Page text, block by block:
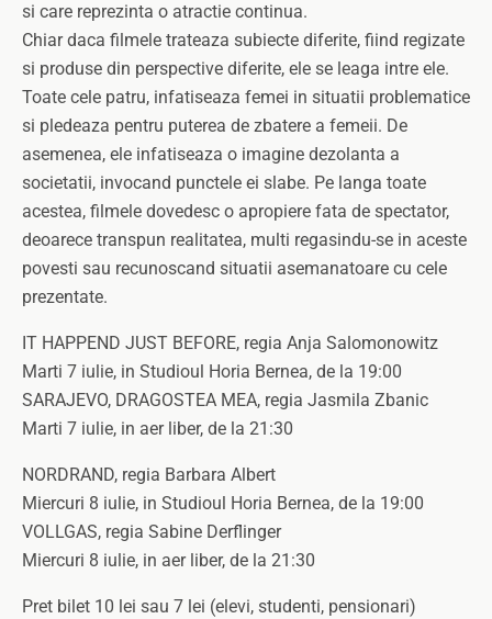
si care reprezinta o atractie continua.
Chiar daca filmele trateaza subiecte diferite, fiind regizate
si produse din perspective diferite, ele se leaga intre ele.
Toate cele patru, infatiseaza femei in situatii problematice
si pledeaza pentru puterea de zbatere a femeii. De
asemenea, ele infatiseaza o imagine dezolanta a
societatii, invocand punctele ei slabe. Pe langa toate
acestea, filmele dovedesc o apropiere fata de spectator,
deoarece transpun realitatea, multi regasindu-se in aceste
povesti sau recunoscand situatii asemanatoare cu cele
prezentate.
IT HAPPEND JUST BEFORE, regia Anja Salomonowitz
Marti 7 iulie, in Studioul Horia Bernea, de la 19:00
SARAJEVO, DRAGOSTEA MEA, regia Jasmila Zbanic
Marti 7 iulie, in aer liber, de la 21:30
NORDRAND, regia Barbara Albert
Miercuri 8 iulie, in Studioul Horia Bernea, de la 19:00
VOLLGAS, regia Sabine Derflinger
Miercuri 8 iulie, in aer liber, de la 21:30
Pret bilet 10 lei sau 7 lei (elevi, studenti, pensionari)